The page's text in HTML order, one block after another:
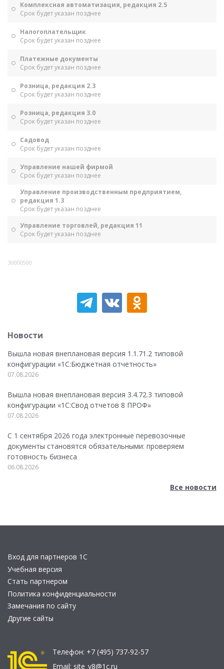
Комплексная автоматизация, редакция 2.5
Срок будет указан позднее
Налогоплательщик
Срок будет указан позднее
Платежные документы
Срок будет указан позднее
Розница, редакция 2.3
Срок будет указан позднее
Розница, редакция 3.0
Срок будет указан позднее
Садовод
Срок будет указан позднее
Управление нашей фирмой
Срок будет указан позднее
Управление производственным предприятием,
редакция 1.3
Срок будет указан позднее
Управление торговлей, редакция 11
Срок будет указан позднее
30000500
Новости
Вышла новая внеплановая версия 1.1.71.2 типовой
конфигурации «1C:Бюджетная отчетность»
07.08.2026
Вышла новая внеплановая версия 3.4.72.3 типовой
конфигурации «1C:Свод отчетов 8 ПРОФ»
07.08.2026
С 1 сентября 2026 года электронные перевозочные
документы становятся обязательными: проверяем
готовность бизнеса
06.08.2026
Все новости
Вход для партнеров 1С
Учебная версия
Стать партнером
Политика конфиденциальности
Замечания по сайту
Другие сайты
Телефон: +7 (495) 737-92-57
Email: site_v8@1c.ru